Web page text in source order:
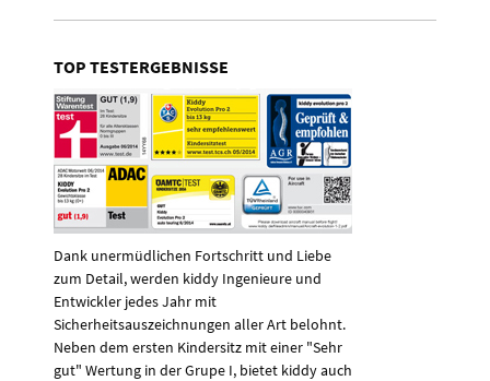
TOP TESTERGEBNISSE
Dank unermüdlichen Fortschritt und Liebe
zum Detail, werden kiddy Ingenieure und
Entwickler jedes Jahr mit
Sicherheitsauszeichnungen aller Art belohnt.
Neben dem ersten Kindersitz mit einer "Sehr
gut" Wertung in der Grupe I, bietet kiddy auch